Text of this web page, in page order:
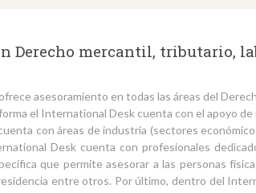
Derecho mercantil, tributario,
asesoramiento en todas las áreas del
el International Desk cuenta con el apoyo
con áreas de industria (sectores
Desk cuenta con profesionales
que permite asesorar a las personas
entre otros. Por último, dentro del